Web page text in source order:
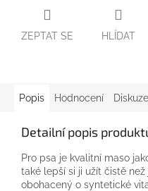
ZEPTAT SE HLÍDAT
Popis Hodnocení Diskuze
Detailní popis
Pro psa je kvalitní maso
také lepší si ji užít čistě
obohacený o syntetické